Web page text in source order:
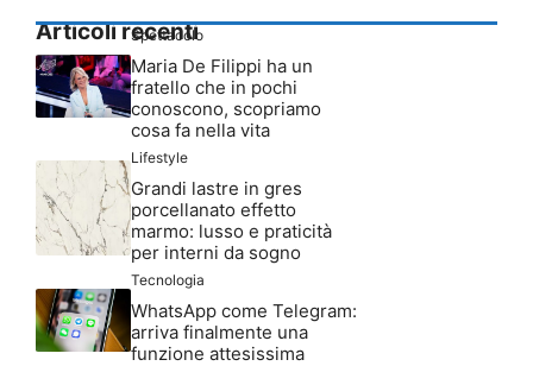
Articoli recenti
Spettacolo
Maria De Filippi ha un
fratello che in pochi
conoscono, scopriamo
cosa fa nella vita
Lifestyle
Grandi lastre in gres
porcellanato effetto
marmo: lusso e praticità
per interni da sogno
Tecnologia
WhatsApp come Telegram:
arriva finalmente una
funzione attesissima